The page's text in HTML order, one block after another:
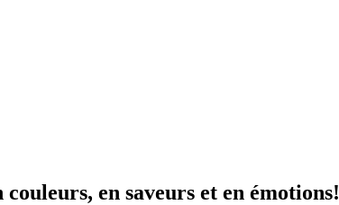
en saveurs et en émotions!